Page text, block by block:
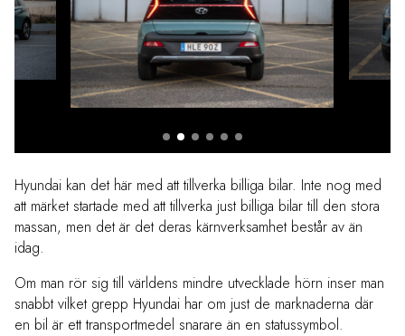
Hyundai kan det här med att tillverka billiga bilar. Inte nog med
att märket startade med att tillverka just billiga bilar till den stora
massan, men det är det deras kärnverksamhet består av än
idag.
Om man rör sig till världens mindre utvecklade hörn inser man
snabbt vilket grepp Hyundai har om just de marknaderna där
en bil är ett transportmedel snarare än en statussymbol.